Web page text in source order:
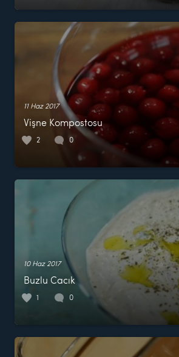
11 Haz 2017
Vişne Kompostosu
2 0
10 Haz 2017
Buzlu Cacık
1 0